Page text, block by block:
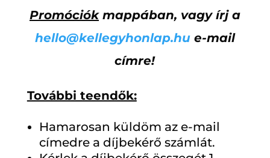
Promóciókmappában, vagy írj a
hello@kellegyhonlap.hue-mail
címre!
További teendők:
Hamarosan küldöm az e-mail
címedre a díjbekérő számlát.